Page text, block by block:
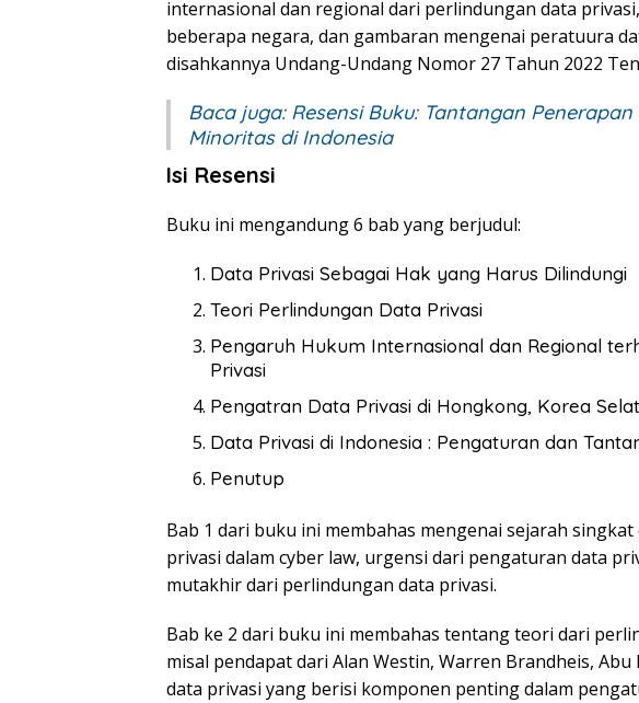
internasional dan regional dari perlindungan data
beberapa negara, dan gambaran mengenai peratuura
disahkannya Undang-Undang Nomor 27 Tahun 2022
Baca juga: Resensi Buku: Tantangan
Minoritas di Indonesia
Isi Resensi
Buku ini mengandung 6 bab yang berjudul:
Data Privasi Sebagai Hak yang Harus Dilindungi
Teori Perlindungan Data Privasi
Pengaruh Hukum Internasional dan Regional
Privasi
Pengatran Data Privasi di Hongkong, Korea
Data Privasi di Indonesia : Pengaturan dan
Penutup
Bab 1 dari buku ini membahas mengenai sejarah
privasi dalam cyber law, urgensi dari pengaturan data
mutakhir dari perlindungan data privasi.
Bab ke 2 dari buku ini membahas tentang teori dari
misal pendapat dari Alan Westin, Warren Brandheis,
data privasi yang berisi komponen penting dalam